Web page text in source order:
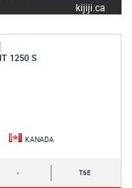
kijiji.ca
1250 S
KANADA
- T6E